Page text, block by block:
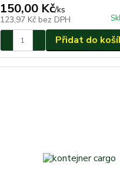
150,00 Kč/ks
123,97 Kč bez DPH
Přidat do